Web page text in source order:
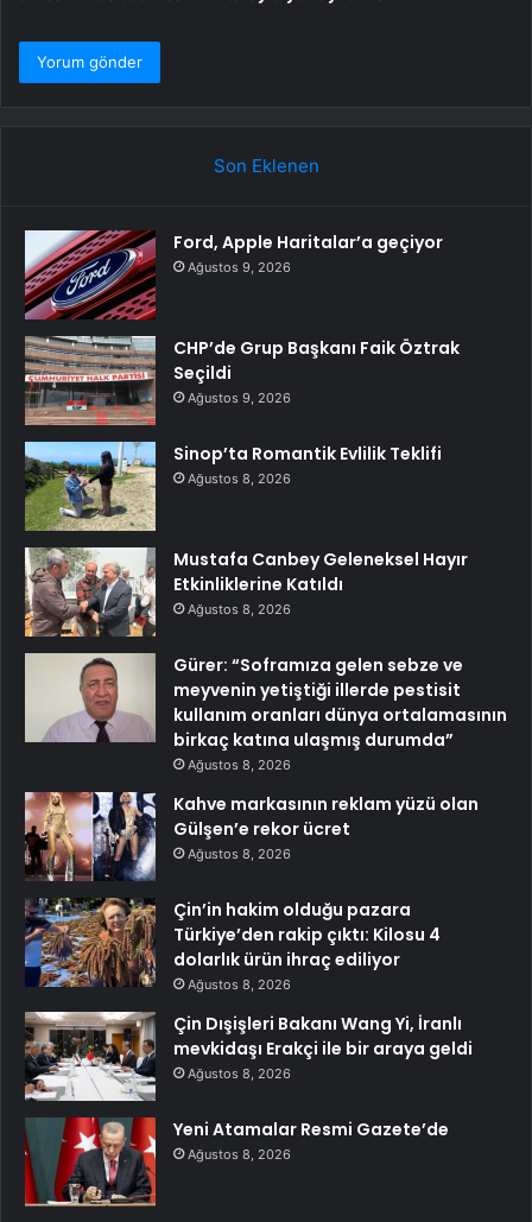
Son Eklenen
Ford, Apple Haritalar’a geçiyor
Ağustos 9, 2026
CHP’de Grup Başkanı Faik Öztrak
Seçildi
Ağustos 9, 2026
Sinop’ta Romantik Evlilik Teklifi
Ağustos 8, 2026
Mustafa Canbey Geleneksel Hayır
Etkinliklerine Katıldı
Ağustos 8, 2026
Gürer: “Soframıza gelen sebze ve
meyvenin yetiştiği illerde pestisit
kullanım oranları dünya ortalamasının
birkaç katına ulaşmış durumda”
Ağustos 8, 2026
Kahve markasının reklam yüzü olan
Gülşen’e rekor ücret
Ağustos 8, 2026
Çin’in hakim olduğu pazara
Türkiye’den rakip çıktı: Kilosu 4
dolarlık ürün ihraç ediliyor
Ağustos 8, 2026
Çin Dışişleri Bakanı Wang Yi, İranlı
mevkidaşı Erakçi ile bir araya geldi
Ağustos 8, 2026
Yeni Atamalar Resmi Gazete’de
Ağustos 8, 2026